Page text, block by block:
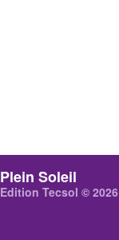
Plein Soleil
Edition Tecsol © 2026